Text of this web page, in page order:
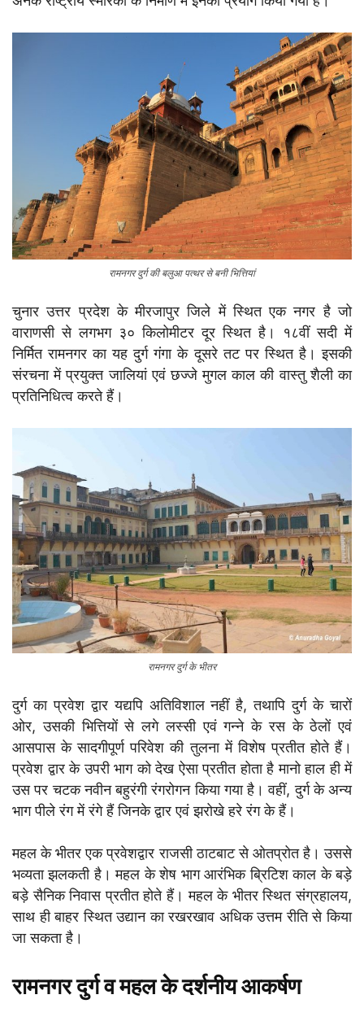
रामनगर दुर्ग की बलुआ पत्थर से बनी भित्तियां
चुनार उत्तर प्रदेश के मीरजापुर जिले में स्थित एक नगर है जो
वाराणसी से लगभग ३० किलोमीटर दूर स्थित है। १८वीं सदी में
निर्मित रामनगर का यह दुर्ग गंगा के दूसरे तट पर स्थित है। इसकी
संरचना में प्रयुक्त जालियां एवं छज्जे मुगल काल की वास्तु शैली का
प्रतिनिधित्व करते हैं।
रामनगर दुर्ग के भीतर
दुर्ग का प्रवेश द्वार यद्यपि अतिविशाल नहीं है, तथापि दुर्ग के चारों
ओर, उसकी भित्तियों से लगे लस्सी एवं गन्ने के रस के ठेलों एवं
आसपास के सादगीपूर्ण परिवेश की तुलना में विशेष प्रतीत होते हैं।
प्रवेश द्वार के उपरी भाग को देख ऐसा प्रतीत होता है मानो हाल ही में
उस पर चटक नवीन बहुरंगी रंगरोगन किया गया है। वहीं, दुर्ग के अन्य
भाग पीले रंग में रंगे हैं जिनके द्वार एवं झरोखे हरे रंग के हैं।
महल के भीतर एक प्रवेशद्वार राजसी ठाटबाट से ओतप्रोत है। उससे
भव्यता झलकती है। महल के शेष भाग आरंभिक ब्रिटिश काल के बड़े
बड़े सैनिक निवास प्रतीत होते हैं। महल के भीतर स्थित संग्रहालय,
साथ ही बाहर स्थित उद्यान का रखरखाव अधिक उत्तम रीति से किया
जा सकता है।
रामनगर दुर्ग व महल के दर्शनीय आकर्षण